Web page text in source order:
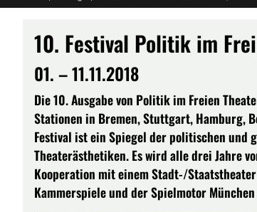
10. Festival Politik im
01. – 11.11.2018
Die 10. Ausgabe von Politik im Freien
Stationen in Bremen, Stuttgart, Hamburg,
Festival ist ein Spiegel der politischen
Theaterästhetiken. Es wird alle drei Jahre
Kooperation mit einem Stadt-/
Kammerspiele und der Spielmotor München